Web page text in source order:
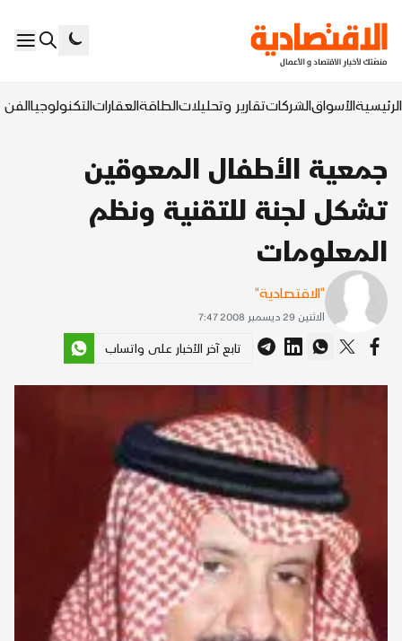
الرئيسيةالأسواقالشركاتتقارير وتحليلاتالطاقةالعقاراتالتكنولوجياالفن
جمعية الأطفال المعوقين
تشكل لجنة للتقنية ونظم
المعلومات
"الاقتصادية"
الاثنين 29 ديسمبر 2008 7:47
تابع آخر الأخبار على واتساب